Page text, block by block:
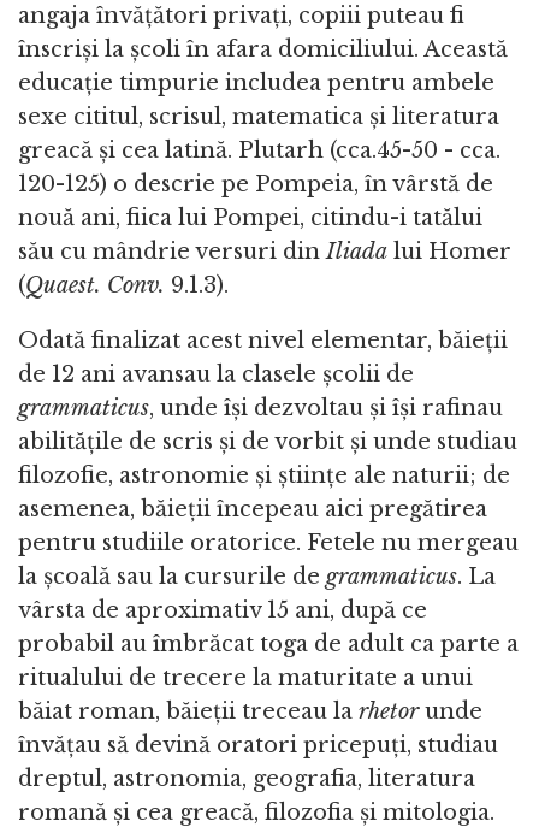
angaja învățători privați, copiii puteau fi
înscriși la școli în afara domiciliului. Această
educație timpurie includea pentru ambele
sexe cititul, scrisul, matematica și literatura
greacă și cea latină. Plutarh (cca.45-50 - cca.
120-125) o descrie pe Pompeia, în vârstă de
nouă ani, fiica lui Pompei, citindu-i tatălui
său cu mândrie versuri dinIliada lui Homer
(Quaest. Conv. 9.1.3).
Odată finalizat acest nivel elementar, băieții
de 12 ani avansau la clasele școlii de
grammaticus, unde își dezvoltau și își rafinau
abilitățile de scris și de vorbit și unde studiau
filozofie, astronomie și științe ale naturii; de
asemenea, băieții începeau aici pregătirea
pentru studiile oratorice. Fetele nu mergeau
la școală sau la cursurile de grammaticus. La
vârsta de aproximativ 15 ani, după ce
probabil au îmbrăcat toga de adult ca parte a
ritualului de trecere la maturitate a unui
băiat roman, băieții treceau la rhetorunde
învățau să devină oratori pricepuți, studiau
dreptul, astronomia, geografia, literatura
romană și cea greacă, filozofia și mitologia.